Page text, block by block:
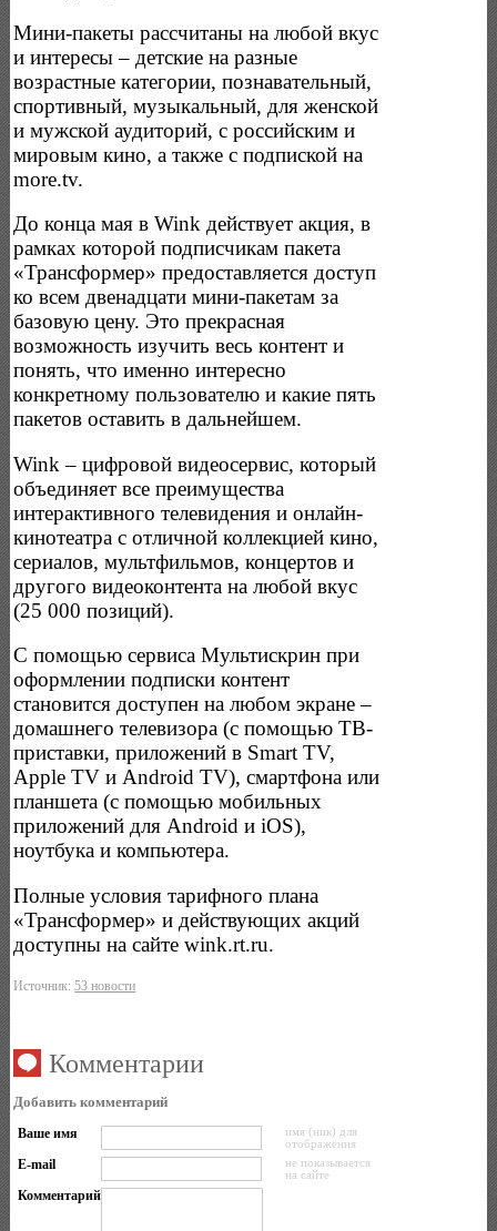
Мини-пакеты рассчитаны на любой вкус
и интересы – детские на разные
возрастные категории, познавательный,
спортивный, музыкальный, для женской
и мужской аудиторий, с российским и
мировым кино, а также с подпиской на
more.tv.
До конца мая в Wink действует акция, в
рамках которой подписчикам пакета
«Трансформер» предоставляется доступ
ко всем двенадцати мини-пакетам за
базовую цену. Это прекрасная
возможность изучить весь контент и
понять, что именно интересно
конкретному пользователю и какие пять
пакетов оставить в дальнейшем.
Wink – цифровой видеосервис, который
объединяет все преимущества
интерактивного телевидения и онлайн-
кинотеатра с отличной коллекцией кино,
сериалов, мультфильмов, концертов и
другого видеоконтента на любой вкус
(25 000 позиций).
С помощью сервиса Мультискрин при
оформлении подписки контент
становится доступен на любом экране –
домашнего телевизора (с помощью ТВ-
приставки, приложений в Smart TV,
Apple TV и Android TV), смартфона или
планшета (с помощью мобильных
приложений для Android и iOS),
ноутбука и компьютера.
Полные условия тарифного плана
«Трансформер» и действующих акций
доступны на сайте wink.rt.ru.
Источник:53 новости
Комментарии
Добавить комментарий
Ваше имя
имя (ник) для
отображения
E-mail
не показывается
на сайте
Комментарий